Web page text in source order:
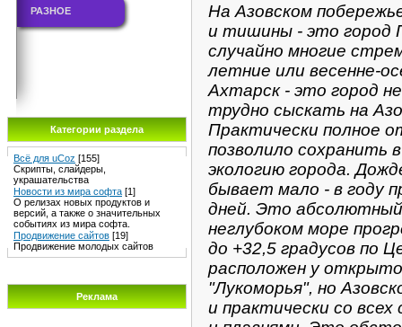
РАЗНОЕ
Категории раздела
Всё для uCoz [155]
Скрипты, слайдеры,
украшательства
Новости из мира софта [1]
О релизах новых продуктов и
версий, а также о значительных
событиях из мира софта.
Продвижение сайтов [19]
Продвижение молодых сайтов
Реклама
На Азовском
и тишины - это город
случайно многие
летние или весенне-
Ахтарск - это город
трудно сыскать на
Практически полное
позволило сохранить
экологию города.
бывает мало - в году
дней. Это абсолютный
неглубоком море
до +32,5 градусов по
расположен у
"Лукоморья", но
и практически со